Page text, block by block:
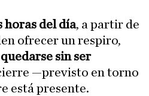
horas del día, a partir de
ofrecer un respiro,
sin ser
—previsto en torno
está presente.